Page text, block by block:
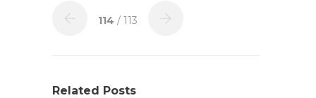
114 / 113
Related Posts